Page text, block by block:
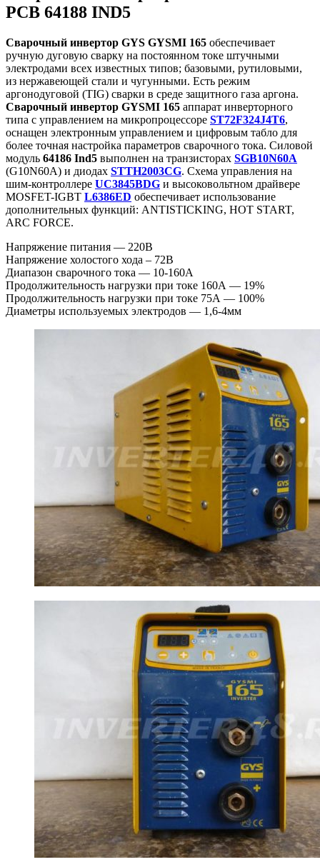
PCB 64188 IND5
Сварочный инвертор GYS GYSMI 165 обеспечивает
ручную дуговую сварку на постоянном токе штучными
электродами всех известных типов; базовыми, рутиловыми,
из нержавеющей стали и чугунными. Есть режим
аргонодуговой (TIG) сварки в среде защитного газа аргона.
Сварочный инвертор GYSMI 165 аппарат инверторного
типа с управлением на микропроцессоре ST72F324J4T6,
оснащен электронным управлением и цифровым табло для
более точная настройка параметров сварочного тока. Силовой
модуль 64186 Ind5 выполнен на транзисторах SGB10N60A
(G10N60A) и диодах STTH2003CG. Схема управления на
шим-контроллере UC3845BDG и высоковольтном драйвере
MOSFET-IGBT L6386ED обеспечивает использование
дополнительных функций: ANTISTICKING, HOT START,
ARC FORCE.
Напряжение питания — 220В
Напряжение холостого хода – 72В
Диапазон сварочного тока — 10-160А
Продолжительность нагрузки при токе 160А — 19%
Продолжительность нагрузки при токе 75А — 100%
Диаметры используемых электродов — 1,6-4мм